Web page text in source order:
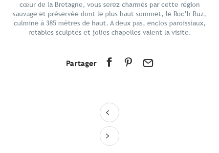
cœur de la Bretagne, vous serez charmés par cette région
sauvage et préservée dont le plus haut sommet, le Roc’h Ruz,
culmine à 385 mètres de haut. A deux pas, enclos paroissiaux,
retables sculptés et jolies chapelles valent la visite.
Partager